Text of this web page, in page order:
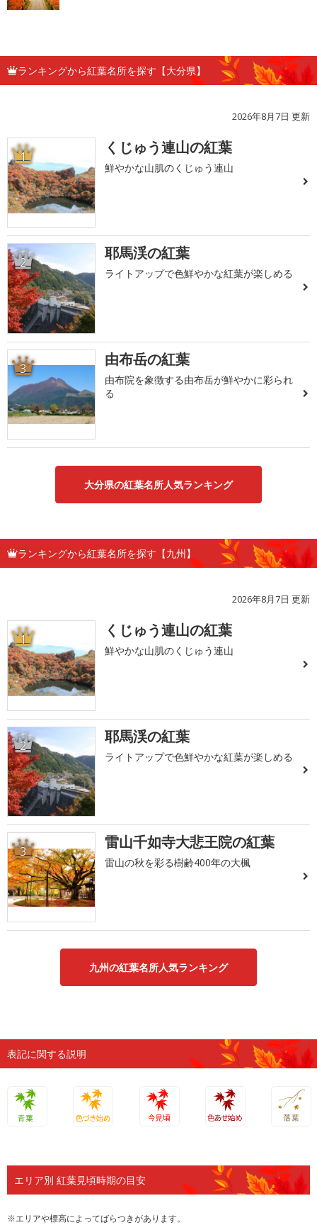
ランキングから紅葉名所を探す【大分県】
2026年8月7日 更新
1 くじゅう連山の紅葉
鮮やかな山肌のくじゅう連山
2 耶馬渓の紅葉
ライトアップで色鮮やかな紅葉が楽しめる
3 由布岳の紅葉
由布院を象徴する由布岳が鮮やかに彩られ
る
大分県の紅葉名所人気ランキング
ランキングから紅葉名所を探す【九州】
2026年8月7日 更新
1 くじゅう連山の紅葉
鮮やかな山肌のくじゅう連山
2 耶馬渓の紅葉
ライトアップで色鮮やかな紅葉が楽しめる
3 雷山千如寺大悲王院の紅葉
雷山の秋を彩る樹齢400年の大楓
九州の紅葉名所人気ランキング
表記に関する説明
エリア別 紅葉見頃時期の目安
※エリアや標高によってばらつきがあります。